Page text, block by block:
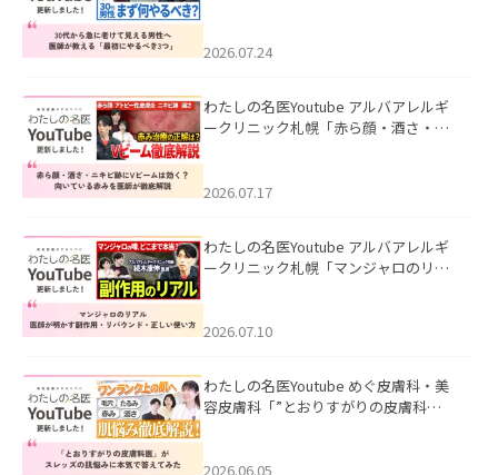
た。
2026.07.24
わたしの名医Youtube アルバアレルギ
ークリニック札幌「赤ら顔・酒さ・ニ
した。
2026.07.17
わたしの名医Youtube アルバアレルギ
ークリニック札幌「マンジャロのリア
た。
2026.07.10
わたしの名医Youtube めぐ皮膚科・美
容皮膚科「”とおりすがりの皮膚科
2026.06.05